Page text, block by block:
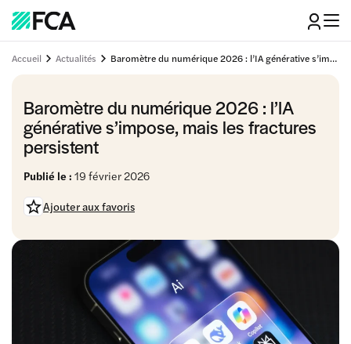
Accueil Actualités Baromètre du numérique 2026 : l’IA générative s’impose, mais les fractures persistent
Baromètre du numérique 2026 : l’IA
générative s’impose, mais les fractures
persistent
Publié le : 19 février 2026
Ajouter aux favoris